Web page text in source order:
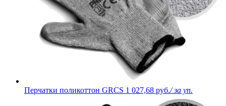
Перчатки поликоттон GRCS 1 027,68 руб./ за уп.